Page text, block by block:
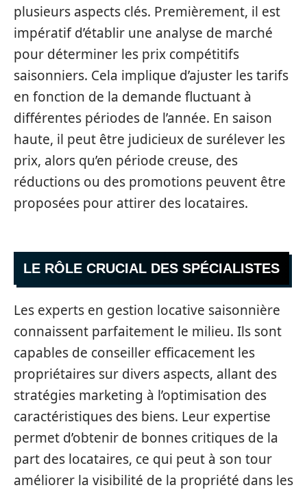
plusieurs aspects clés. Premièrement, il est
impératif d’établir une analyse de marché
pour déterminer les prix compétitifs
saisonniers. Cela implique d’ajuster les tarifs
en fonction de la demande fluctuant à
différentes périodes de l’année. En saison
haute, il peut être judicieux de surélever les
prix, alors qu’en période creuse, des
réductions ou des promotions peuvent être
proposées pour attirer des locataires.
LE RÔLE CRUCIAL DES SPÉCIALISTES
Les experts en gestion locative saisonnière
connaissent parfaitement le milieu. Ils sont
capables de conseiller efficacement les
propriétaires sur divers aspects, allant des
stratégies marketing à l’optimisation des
caractéristiques des biens. Leur expertise
permet d’obtenir de bonnes critiques de la
part des locataires, ce qui peut à son tour
améliorer la visibilité de la propriété dans les